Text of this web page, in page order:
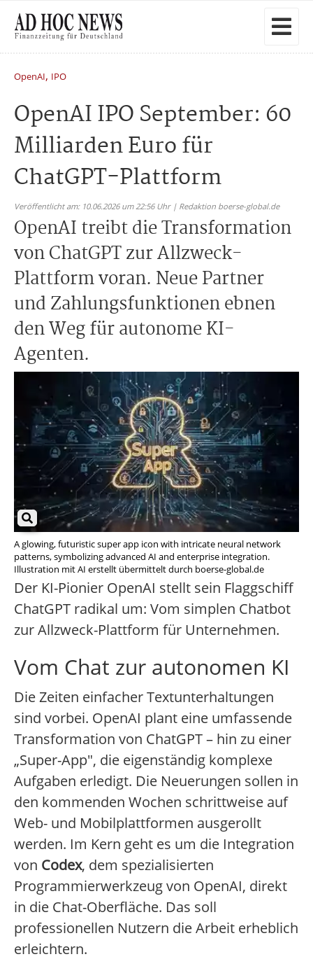
OpenAI, IPO
OpenAI IPO September: 60
Milliarden Euro für
ChatGPT-Plattform
Veröffentlicht am: 10.06.2026 um 22:56 Uhr | Redaktion boerse-global.de
OpenAI treibt die Transformation
von ChatGPT zur Allzweck-
Plattform voran. Neue Partner
und Zahlungsfunktionen ebnen
den Weg für autonome KI-
Agenten.
A glowing, futuristic super app icon with intricate neural network
patterns, symbolizing advanced AI and enterprise integration.
Illustration mit AI erstellt übermittelt durch boerse-global.de
Der KI-Pionier OpenAI stellt sein Flaggschiff
ChatGPT radikal um: Vom simplen Chatbot
zur Allzweck-Plattform für Unternehmen.
Vom Chat zur autonomen KI
Die Zeiten einfacher Textunterhaltungen
sind vorbei. OpenAI plant eine umfassende
Transformation von ChatGPT – hin zu einer
„Super-App", die eigenständig komplexe
Aufgaben erledigt. Die Neuerungen sollen in
den kommenden Wochen schrittweise auf
Web- und Mobilplattformen ausgerollt
werden. Im Kern geht es um die Integration
von Codex, dem spezialisierten
Programmierwerkzeug von OpenAI, direkt
in die Chat-Oberfläche. Das soll
professionellen Nutzern die Arbeit erheblich
erleichtern.